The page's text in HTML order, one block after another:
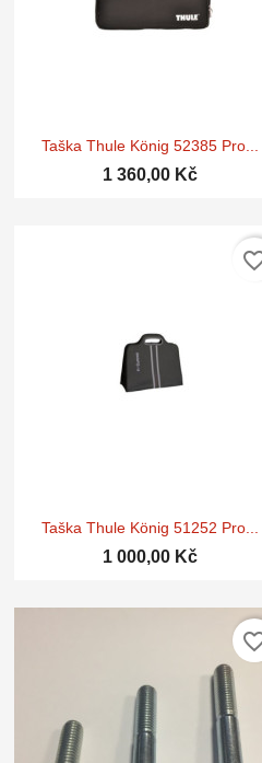
Rychlý náhled
Taška Thule König 52385 Pro...
1 360,00 Kč
Rychlý náhled
Taška Thule König 51252 Pro...
1 000,00 Kč